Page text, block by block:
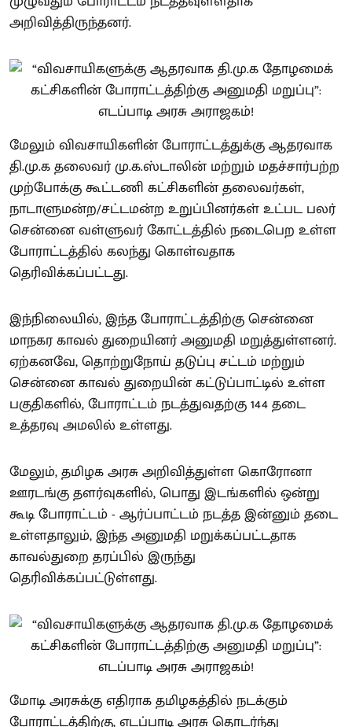
அறிவித்திருந்தனர்.
மேலும் விவசாயிகளின் போராட்டத்துக்கு ஆதரவாக
தி.மு.க தலைவர் மு.க.ஸ்டாலின் மற்றும் மதச்சார்பற்ற
முற்போக்கு கூட்டணி கட்சிகளின் தலைவர்கள்,
நாடாளுமன்ற/சட்டமன்ற உறுப்பினர்கள் உட்பட பலர்
சென்னை வள்ளுவர் கோட்டத்தில் நடைபெற உள்ள
போராட்டத்தில் கலந்து கொள்வதாக
தெரிவிக்கப்பட்டது.
இந்நிலையில், இந்த போராட்டத்திற்கு சென்னை
மாநகர காவல் துறையினர் அனுமதி மறுத்துள்ளனர்.
ஏற்கனவே, தொற்றுநோய் தடுப்பு சட்டம் மற்றும்
சென்னை காவல் துறையின் கட்டுப்பாட்டில் உள்ள
பகுதிகளில், போராட்டம் நடத்துவதற்கு 144 தடை
உத்தரவு அமலில் உள்ளது.
மேலும், தமிழக அரசு அறிவித்துள்ள கொரோனா
ஊரடங்கு தளர்வுகளில், பொது இடங்களில் ஒன்று
கூடி போராட்டம் - ஆர்ப்பாட்டம் நடத்த இன்னும் தடை
உள்ளதாலும், இந்த அனுமதி மறுக்கப்பட்டதாக
காவல்துறை தரப்பில் இருந்து
தெரிவிக்கப்பட்டுள்ளது.
மோடி அரசுக்கு எதிராக தமிழகத்தில் நடக்கும்
போராட்டத்திற்கு, எடப்பாடி அரசு தொடர்ந்து